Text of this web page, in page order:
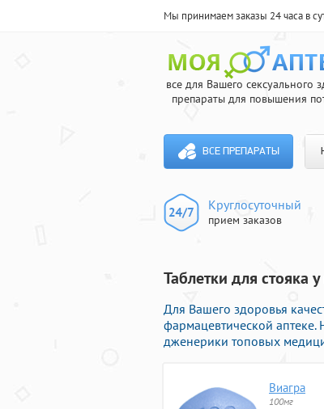
Мы принимаем заказы 24 часа в
все для Вашего сексуального
препараты для повышения
ВСЕ ПРЕПАРАТЫ
Круглосуточный
прием заказов
Таблетки для стояка
Для Вашего здоровья
фармацевтической
дженерики топовых
Виагра
100мг